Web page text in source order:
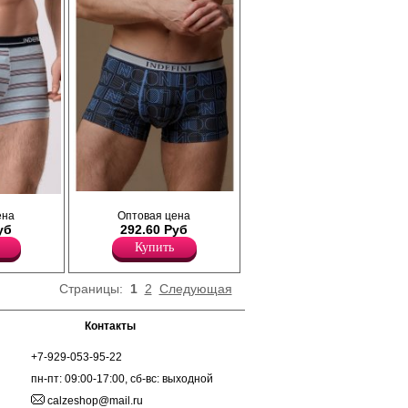
Хлопок 95%
Эластан 5%
с
и
как
не
прилегающего силуэта, геометрическим
принтом и надписями, профилированным
гульфиком, открытой резинкой.
Хлопок 95%
Оптовая цена
292.60 Руб
Купить
Страницы: 1 2 Следующая
Контакты
+7-929-053-95-22
пн-пт: 09:00-17:00, сб-вс: выходной
calzeshop@mail.ru